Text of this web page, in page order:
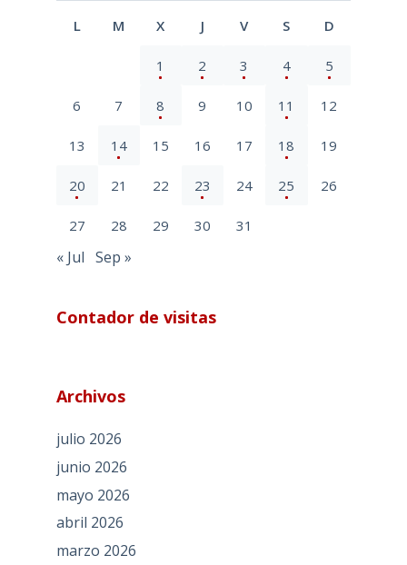
L M X J V S D
1 2 3 4 5
6 7 8 9 10 11 12
13 14 15 16 17 18 19
20 21 22 23 24 25 26
27 28 29 30 31
« Jul Sep »
Contador de visitas
Archivos
julio 2026
junio 2026
mayo 2026
abril 2026
marzo 2026